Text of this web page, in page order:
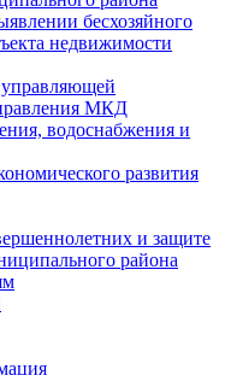
бесхозяйного
недвижимости
МКД
водоснабжения и
развития
и защите
района